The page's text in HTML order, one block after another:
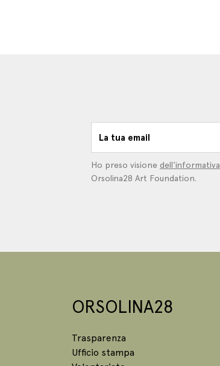
La tua email
Ho preso visione dell'informativa
Orsolina28 Art Foundation.
ORSOLINA28
Trasparenza
Ufficio stampa